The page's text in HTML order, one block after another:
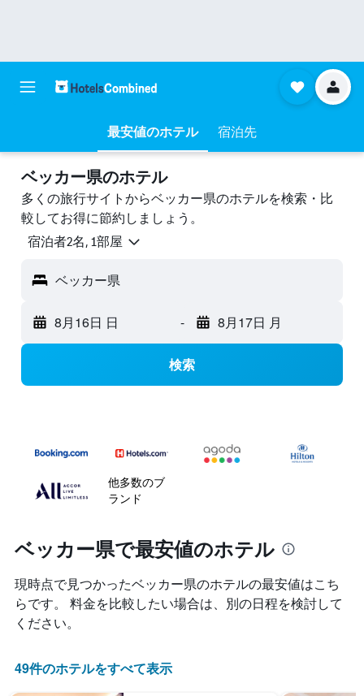
最安値のホテル 宿泊先
ベッカー県のホテル
多くの旅行サイトからベッカー県のホテルを検索・比
較してお得に節約しましょう。
宿泊者2名, 1​部屋
ベッカー県
8月16日 日 - 8月17日 月
検索
他多数のブ
ランド
ベッカー県で最安値のホテル
現時点で見つかったベッカー県のホテルの最安値はこち
らです。 料金を比較したい場合は、別の日程を検討して
ください。
49件のホテルをすべて表示